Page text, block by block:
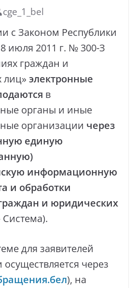
cge_1_bel
с Законом Республики
июля 2011 г. № 300-З
граждан и
лиц» электронные
в
органы и иные
организации через
единую
информационную
и обработки
и юридических
для заявителей
через
), на